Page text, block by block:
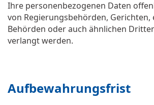
Ihre personenbezogenen Daten
von Regierungsbehörden, Gerichten,
Behörden oder auch ähnlichen
verlangt werden.
Aufbewahrungsfrist